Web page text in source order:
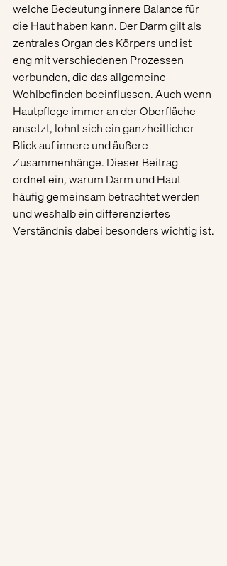
welche Bedeutung innere Balance für
die Haut haben kann. Der Darm gilt als
zentrales Organ des Körpers und ist
eng mit verschiedenen Prozessen
verbunden, die das allgemeine
Wohlbefinden beeinflussen. Auch wenn
Hautpflege immer an der Oberfläche
ansetzt, lohnt sich ein ganzheitlicher
Blick auf innere und äußere
Zusammenhänge. Dieser Beitrag
ordnet ein, warum Darm und Haut
häufig gemeinsam betrachtet werden
und weshalb ein differenziertes
Verständnis dabei besonders wichtig ist.